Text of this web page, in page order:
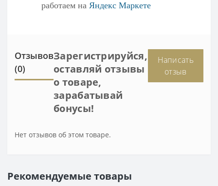
работаем на Яндекс Маркете
Отзывов
(0)
Зарегистрируйся,
оставляй отзывы
о товаре,
зарабатывай
бонусы!
Написать
отзыв
Нет отзывов об этом товаре.
Рекомендуемые товары